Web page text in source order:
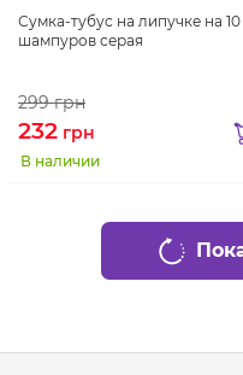
Сумка-тубус на липучке на 10
шампуров серая
299грн
232 грн
В наличии